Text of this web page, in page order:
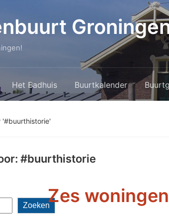
Het Badhuis Buurtkalender
'#buurthistorie'
#buurthistorie
ZoekenZes